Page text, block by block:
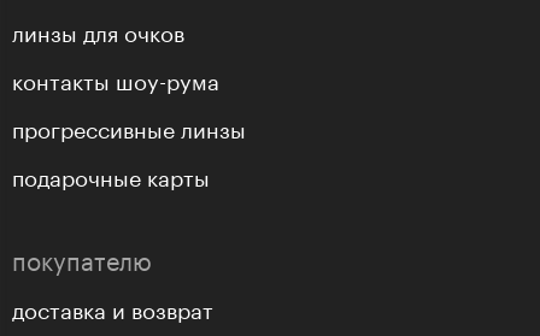
линзы для очков
контакты шоу-рума
прогрессивные линзы
подарочные карты
покупателю
доставка и возврат